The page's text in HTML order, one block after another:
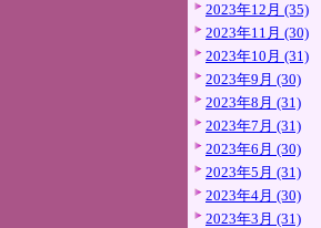
2023年12月 (35)
2023年11月 (30)
2023年10月 (31)
2023年9月 (30)
2023年8月 (31)
2023年7月 (31)
2023年6月 (30)
2023年5月 (31)
2023年4月 (30)
2023年3月 (31)